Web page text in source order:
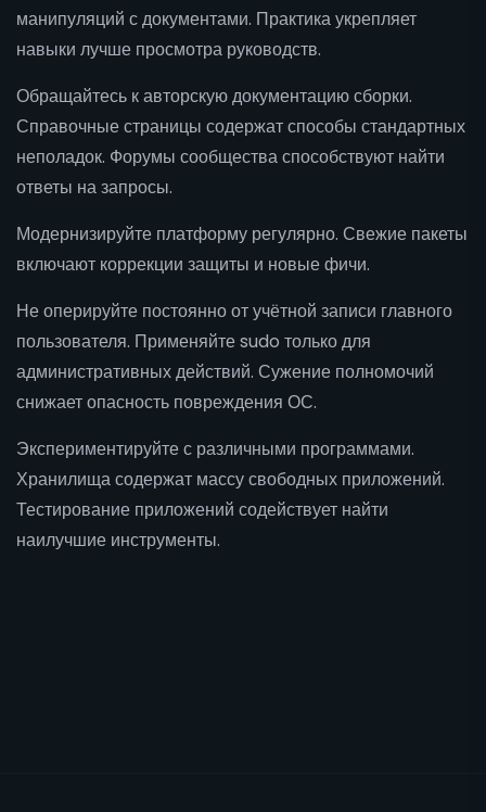
манипуляций с документами. Практика укрепляет
навыки лучше просмотра руководств.
Обращайтесь к авторскую документацию сборки.
Справочные страницы содержат способы стандартных
неполадок. Форумы сообщества способствуют найти
ответы на запросы.
Модернизируйте платформу регулярно. Свежие пакеты
включают коррекции защиты и новые фичи.
Не оперируйте постоянно от учётной записи главного
пользователя. Применяйте sudo только для
административных действий. Сужение полномочий
снижает опасность повреждения ОС.
Экспериментируйте с различными программами.
Хранилища содержат массу свободных приложений.
Тестирование приложений содействует найти
наилучшие инструменты.